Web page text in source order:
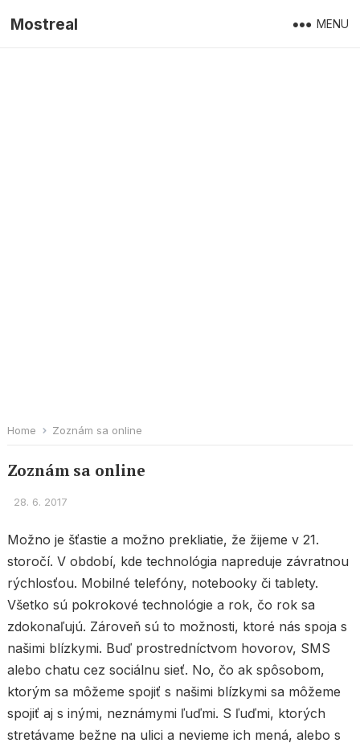
Mostreal MENU
Home Zoznám sa online
Zoznám sa online
28. 6. 2017
Možno je šťastie a možno prekliatie, že žijeme v 21.
storočí. V období, kde technológia napreduje závratnou
rýchlosťou. Mobilné telefóny, notebooky či tablety.
Všetko sú pokrokové technológie a rok, čo rok sa
zdokonaľujú. Zároveň sú to možnosti, ktoré nás spoja s
našimi blízkymi. Buď prostredníctvom hovorov, SMS
alebo chatu cez sociálnu sieť. No, čo ak spôsobom,
ktorým sa môžeme spojiť s našimi blízkymi sa môžeme
spojiť aj s inými, neznámymi ľuďmi. S ľuďmi, ktorých
stretávame bežne na ulici a nevieme ich mená, alebo s